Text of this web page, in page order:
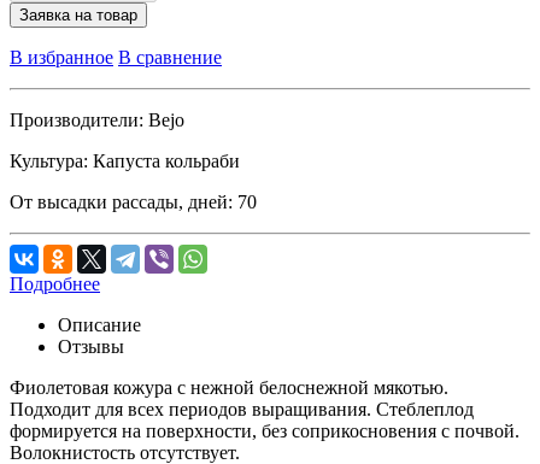
Заявка на товар
В избранное В сравнение
Производители: Bejo
Культура: Капуста кольраби
От высадки рассады, дней: 70
Подробнее
Описание
Отзывы
Фиолетовая кожура с нежной белоснежной мякотью.
Подходит для всех периодов выращивания. Стеблеплод
формируется на поверхности, без соприкосновения с почвой.
Волокнистость отсутствует.